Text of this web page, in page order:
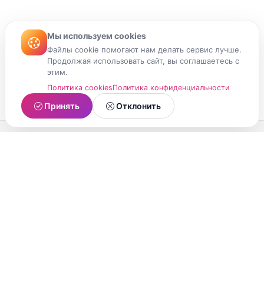
Мы используем cookies
Файлы cookie помогают нам делать сервис лучше.
Продолжая использовать сайт, вы соглашаетесь с
этим.
Политика cookiesПолитика конфиденциальности
Принять Отклонить